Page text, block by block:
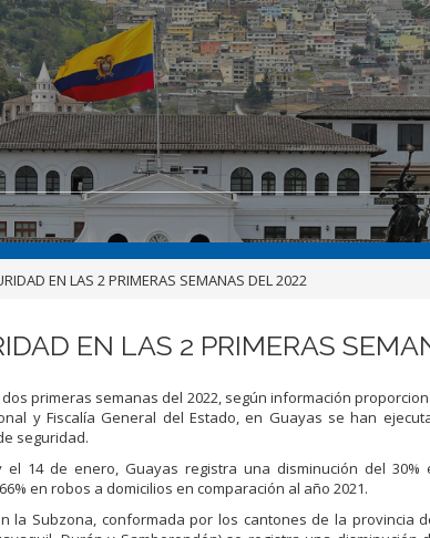
EN LAS 2 PRIMERAS SEMANAS DEL 2022
EN LAS 2 PRIMERAS
primeras semanas del 2022, según información
y Fiscalía General del Estado, en Guayas se han
seguridad.
el 14 de enero, Guayas registra una disminución del 30%
en robos a domicilios en comparación al año 2021.
la Subzona, conformada por los cantones de la provincia